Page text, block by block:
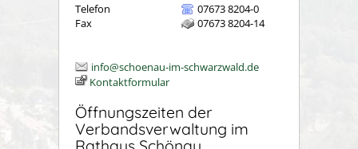
Telefon
07673 8204-0
Fax
07673 8204-14
info@schoenau-im-schwarzwald.de
Kontaktformular
Öffnungszeiten der
Verbandsverwaltung im